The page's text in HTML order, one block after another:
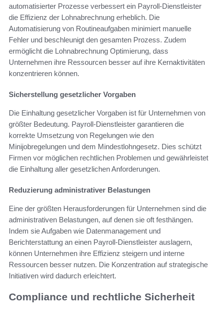
automatisierter Prozesse verbessert ein Payroll-Dienstleister
die Effizienz der Lohnabrechnung erheblich. Die
Automatisierung von Routineaufgaben minimiert manuelle
Fehler und beschleunigt den gesamten Prozess. Zudem
ermöglicht die Lohnabrechnung Optimierung, dass
Unternehmen ihre Ressourcen besser auf ihre Kernaktivitäten
konzentrieren können.
Sicherstellung gesetzlicher Vorgaben
Die Einhaltung gesetzlicher Vorgaben ist für Unternehmen von
größter Bedeutung. Payroll-Dienstleister garantieren die
korrekte Umsetzung von Regelungen wie den
Minijobregelungen und dem Mindestlohngesetz. Dies schützt
Firmen vor möglichen rechtlichen Problemen und gewährleistet
die Einhaltung aller gesetzlichen Anforderungen.
Reduzierung administrativer Belastungen
Eine der größten Herausforderungen für Unternehmen sind die
administrativen Belastungen, auf denen sie oft festhängen.
Indem sie Aufgaben wie Datenmanagement und
Berichterstattung an einen Payroll-Dienstleister auslagern,
können Unternehmen ihre Effizienz steigern und interne
Ressourcen besser nutzen. Die Konzentration auf strategische
Initiativen wird dadurch erleichtert.
Compliance und rechtliche Sicherheit